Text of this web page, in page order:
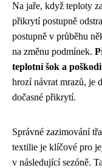
Na jaře, když teploty
přikrytí postupně
postupně v průběhu
na změnu podmínek.
teplotní šok a
hrozí návrat mrazů, je
dočasné přikrytí.
Správné zazimování
textilie je klíčové pro
v následující sezóně.